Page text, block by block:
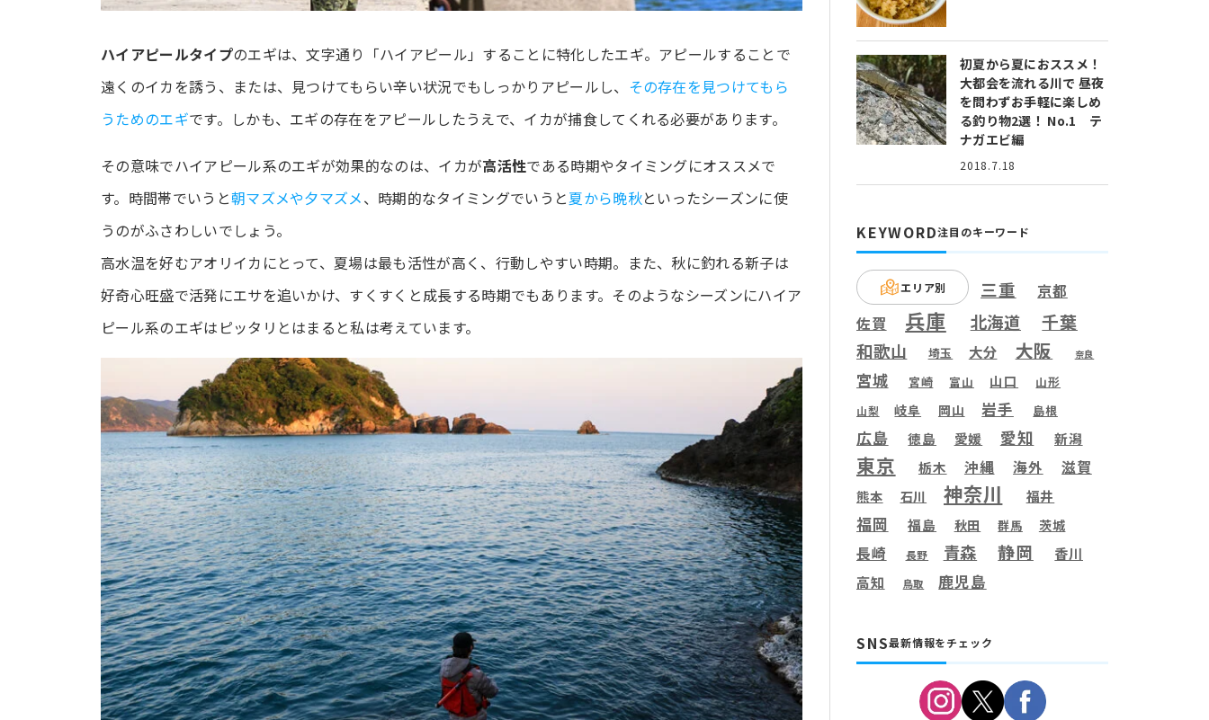
ハイアピールタイプのエギは、文字通り「ハイアピール」することに特化したエギ。アピールすることで
遠くのイカを誘う、または、見つけてもらい辛い状況でもしっかりアピールし、 その存在を見つけてもら
うためのエギです。しかも、エギの存在をアピールしたうえで、イカが捕食してくれる必要があります。
その意味でハイアピール系のエギが効果的なのは、イカが高活性である時期やタイミングにオススメで
す。時間帯でいうと朝マズメや夕マズメ、時期的なタイミングでいうと夏から晩秋といったシーズンに使
うのがふさわしいでしょう。
高水温を好むアオリイカにとって、夏場は最も活性が高く、行動しやすい時期。また、秋に釣れる新子は
好奇心旺盛で活発にエサを追いかけ、すくすくと成長する時期でもあります。そのようなシーズンにハイア
ピール系のエギはピッタリとはまると私は考えています。
初夏から夏におススメ！
大都会を流れる川で 昼夜
を問わずお手軽に楽しめ
る釣り物2選！ No.1 テ
ナガエビ編
2018.7.18
KEYWORD注目のキーワード
エリア別 三重 京都
佐賀 兵庫 北海道 千葉
和歌山 埼玉 大分 大阪 奈良
宮城 宮崎 富山 山口 山形
山梨 岐阜 岡山 岩手 島根
広島 徳島 愛媛 愛知 新潟
東京 栃木 沖縄 海外 滋賀
熊本 石川 神奈川 福井
福岡 福島 秋田 群馬 茨城
長崎 長野 青森 静岡 香川
高知 鳥取 鹿児島
SNS最新情報をチェック